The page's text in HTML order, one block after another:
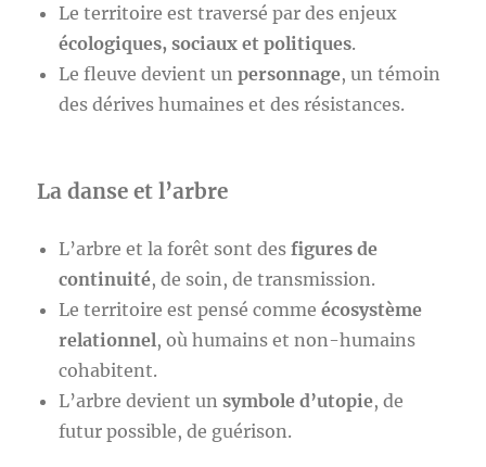
Le territoire est traversé par des enjeux
écologiques, sociaux et politiques.
Le fleuve devient unpersonnage, un témoin
des dérives humaines et des résistances.
La danse et l’arbre
L’arbre et la forêt sont desfigures de
continuité, de soin, de transmission.
Le territoire est pensé commeécosystème
relationnel, où humains et non-humains
cohabitent.
L’arbre devient unsymbole d’utopie, de
futur possible, de guérison.